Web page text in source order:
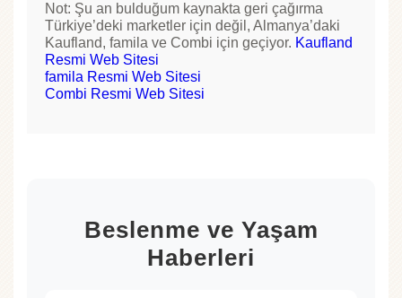
Not: Şu an bulduğum kaynakta geri çağırma
Türkiye’deki marketler için değil, Almanya’daki
Kaufland, famila ve Combi için geçiyor. Kaufland
Resmi Web Sitesi
famila Resmi Web Sitesi
Combi Resmi Web Sitesi
Beslenme ve Yaşam
Haberleri